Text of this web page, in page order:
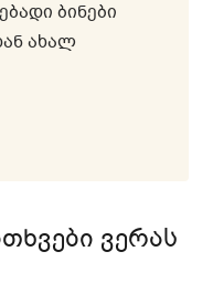
ბინები
ახალ
ვერას